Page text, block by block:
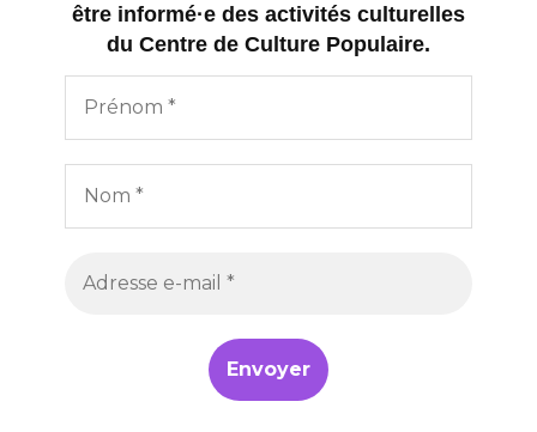
être informé·e des activités culturelles
du Centre de Culture Populaire.